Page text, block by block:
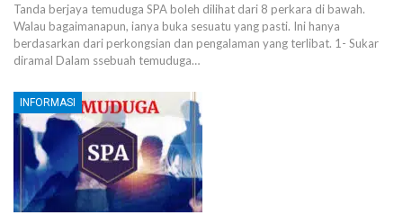
Tanda berjaya temuduga SPA boleh dilihat dari 8 perkara di bawah.
Walau bagaimanapun, ianya buka sesuatu yang pasti. Ini hanya
berdasarkan dari perkongsian dan pengalaman yang terlibat. 1- Sukar
diramal Dalam ssebuah temuduga…
INFORMASI